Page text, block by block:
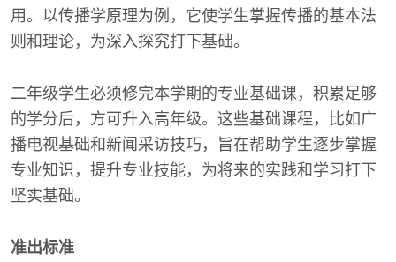
用。以传播学原理为例，它使学生掌握传播的基本法
则和理论，为深入探究打下基础。
二年级学生必须修完本学期的专业基础课，积累足够
的学分后，方可升入高年级。这些基础课程，比如广
播电视基础和新闻采访技巧，旨在帮助学生逐步掌握
专业知识，提升专业技能，为将来的实践和学习打下
坚实基础。
准出标准